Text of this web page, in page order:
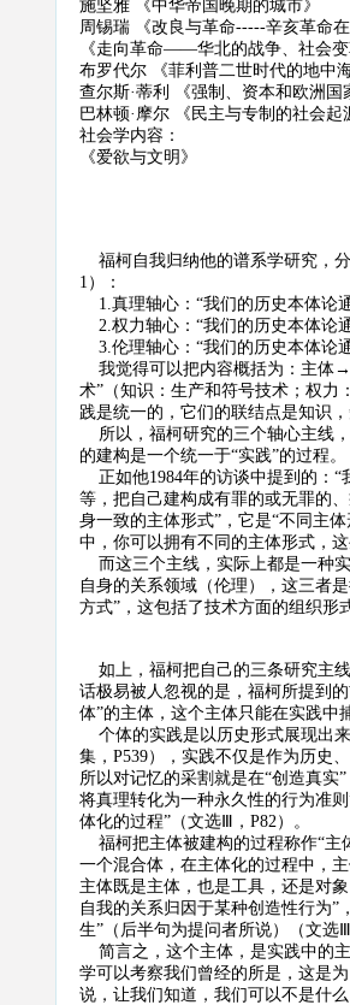
施坚雅
《中华帝国晚期的城市》
周锡瑞
《改良与革命-----辛亥革命
《走向革命——华北的战争、社会
布罗代尔
《菲利普二世时代的地中
查尔斯·蒂利 《强制、资本和欧洲国
巴林顿· 摩尔 《 民主与专制的社会起
社会学内容：
《爱欲与文明》
福柯自我归纳他的谱系学研究，
1 ）：
1. 真理轴心：“我们的历史本体论
2. 权力轴心：“我们的历史本体论
3. 伦理轴心：“我们的历史本体论
我觉得可以把内容概括为：主体→
术”（知识：生产和符号技术；权
践是统一的，它们的联结点是知识
所以，福柯研究的三个轴心主线
的建构是一个统一于“实践”的过程。
正如他1984年的访谈中提到的：
等，把自己建构成有罪的或无罪的
身一致的主体形式”，它是“不同主
中，你可以拥有不同的主体形式，
而这三个主线，实际上都是一种
自身的关系领域（伦理），这三者
方式”，这包括了技术方面的组织形
如上，福柯把自己的三条研究主
话极易被人忽视的是，福柯所提到
体”的主体，这个主体只能在实践中
个体的实践是以历史形式展现出
集， P539），实践不仅是作为历史
所以对记忆的采割就是在“创造真实
将真理转化为一种永久性的行为准则
体化的过程”（文选Ⅲ， P82 ）。
福柯把主体被建构的过程称作“主
一个混合体，在主体化的过程中，
主体既是主体，也是工具，还是对
自我的关系归因于某种创造性行为
生”（后半句为提问者所说）（文选
简言之，这个主体，是实践中的
学可以考察我们曾经的所是，这是
说，让我们知道，我们可以不是什